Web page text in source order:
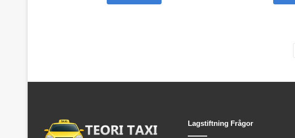
Lagstiftning Frågor